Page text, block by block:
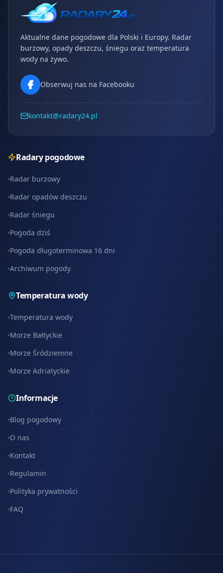
Aktualne dane pogodowe dla Polski i Europy. Radar
burzowy, opady deszczu, śniegu oraz temperatura
wody na żywo.
Obserwuj nas na Facebooku
kontakt@radary24.pl
Radary pogodowe
Radar burzowy
Radar opadów deszczu
Radar śniegu
Pogoda dziś
Pogoda długoterminowa 16 dni
Archiwum pogody
Temperatura wody
Temperatura wody
Morze Bałtyckie
Morze Śródziemne
Morze Adriatyckie
Informacje
Blog pogodowy
O nas
Kontakt
Regulamin
Polityka prywatności
FAQ